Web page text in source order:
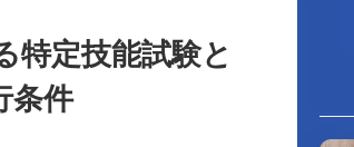
特定技能試験と
条件